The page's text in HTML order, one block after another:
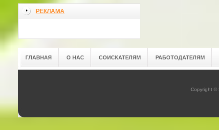
РЕКЛАМА
ГЛАВНАЯ О НАС СОИСКАТЕЛЯМ РАБОТОДАТЕЛЯМ
Copyright ©